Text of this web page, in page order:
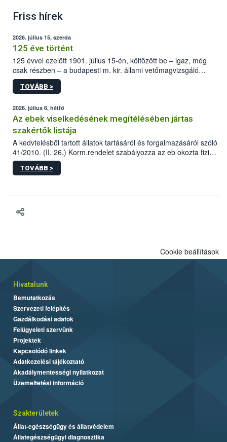
Friss hírek
2026. július 15, szerda
125 éve történt
125 évvel ezelőtt 1901. július 15-én, költözött be – igaz, még
csak részben – a budapesti m. kir. állami vetőmagvizsgáló
állomás a Kis Rókus utca 15. szám alatti, Czigler Győző által
tervezett új épületébe.
TOVÁBB >
2026. július 6, hétfő
Az ebek viselkedésének megítélésében jártas
szakértők listája
A kedvtelésből tartott állatok tartásáról és forgalmazásáról szóló
41/2010. (II. 26.) Korm.rendelet szabályozza az eb okozta fizikai
sérülés, illetve ennek veszélye keletkezésekor felmerülő
hatósági feladatokat, valamint a veszélyes eb tartását és annak
TOVÁBB >
Cookie beállítások
Hivatalunk
Bemutatkozás
Szervezeti felépítés
Gazdálkodási adatok
Felügyeleti szervünk
Projektek
Kapcsolódó linkek
Adatkezelési tájékoztató
Akadálymentességi nyilatkozat
Üzemeltetési információ
Szakterületek
Állat-egészségügy és állatvédelem
Állategészségügyi diagnosztika